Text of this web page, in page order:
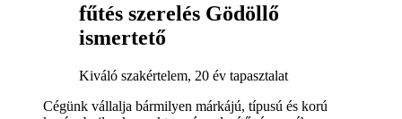
fűtés szerelés Gödöllő
ismertető
Kiváló szakértelem, 20 év tapasztalat
Cégünk vállalja bármilyen márkájú, típusú és korú